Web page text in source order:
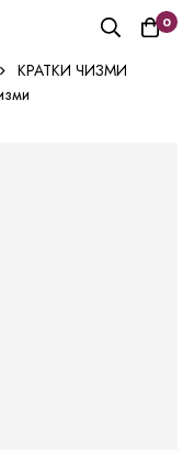
0
КРАТКИ ЧИЗМИ